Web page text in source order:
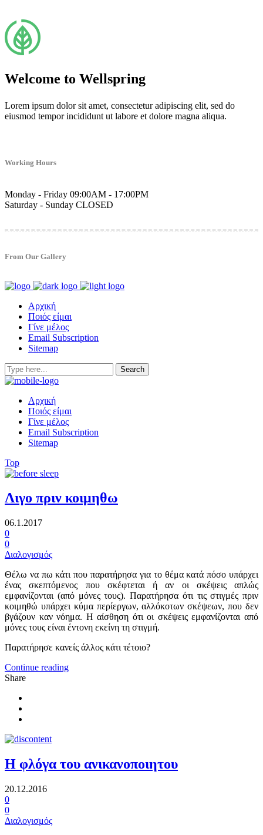
Welcome to Wellspring
Lorem ipsum dolor sit amet, consectetur adipiscing elit, sed do
eiusmod tempor incididunt ut labore et dolore magna aliqua.
Working Hours
Monday - Friday 09:00AM - 17:00PM
Saturday - Sunday CLOSED
From Our Gallery
Αρχική
Ποιός είμαι
Γίνε μέλος
Email Subscription
Sitemap
Αρχική
Ποιός είμαι
Γίνε μέλος
Email Subscription
Sitemap
Top
Λιγο πριν κοιμηθω
06.1.2017
0
0
Διαλογισμός
Θέλω να πω κάτι που παρατήρησα για το θέμα κατά πόσο υπάρχει
ένας σκεπτόμενος που σκέφτεται ή αν οι σκέψεις απλώς
εμφανίζονται (από μόνες τους). Παρατήρησα ότι τις στιγμές πριν
κοιμηθώ υπάρχει κύμα περίεργων, αλλόκοτων σκέψεων, που δεν
βγάζουν καν νόημα. Η αίσθηση ότι οι σκέψεις εμφανίζονται από
μόνες τους είναι έντονη εκείνη τη στιγμή.
Παρατήρησε κανείς άλλος κάτι τέτοιο?
Continue reading
Share
Η φλόγα του ανικανοποιητου
20.12.2016
0
0
Διαλογισμός